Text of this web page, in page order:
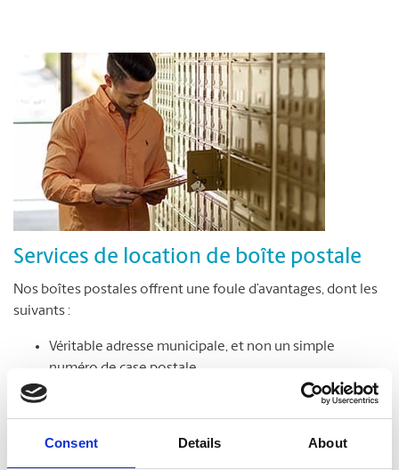
Consent Details About
Services de location de boîte postale
Nos boîtes postales offrent une foule d’avantages, dont les
suivants :
Véritable adresse municipale, et non un simple
numéro de case postale
Réception de colis livrés par toutes les entreprises de